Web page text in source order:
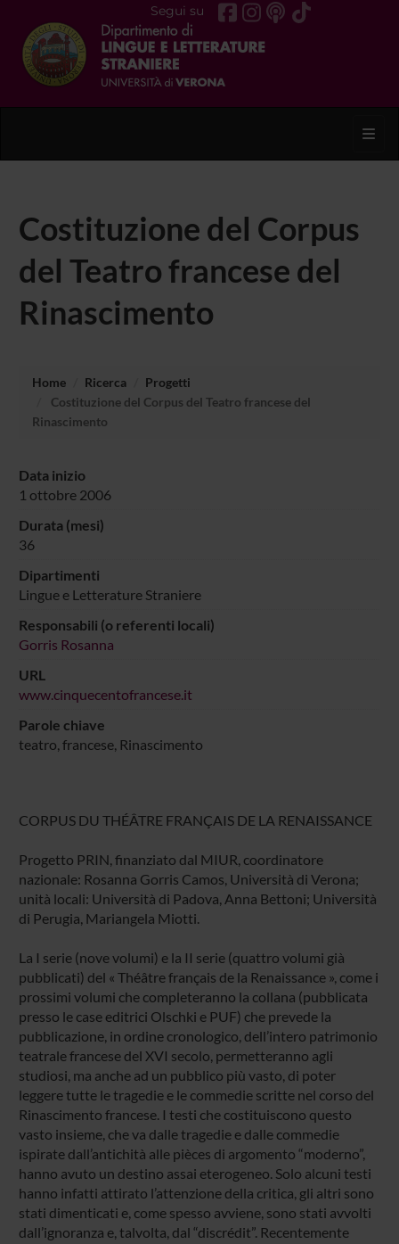
Segui su
Costituzione del Corpus
del Teatro francese del
Rinascimento
Home Ricerca
Progetti
Costituzione del Corpus del Teatro francese del
Rinascimento
Data inizio
1 ottobre 2006
Durata (mesi)
36
Dipartimenti
Lingue e Letterature Straniere
Responsabili (o referenti locali)
Gorris Rosanna
URL
www.cinquecentofrancese.it
Parole chiave
teatro, francese, Rinascimento
CORPUS DU THÉÂTRE FRANÇAIS DE LA RENAISSANCE
Progetto PRIN, finanziato dal MIUR, coordinatore
nazionale: Rosanna Gorris Camos, Università di Verona;
unità locali: Università di Padova, Anna Bettoni; Università
di Perugia, Mariangela Miotti.
La I serie (nove volumi) e la II serie (quattro volumi già
pubblicati) del « Théâtre français de la Renaissance », come i
prossimi volumi che completeranno la collana (pubblicata
presso le case editrici Olschki e PUF) che prevede la
pubblicazione, in ordine cronologico, dell’intero patrimonio
teatrale francese del XVI secolo, permetteranno agli
studiosi, ma anche ad un pubblico più vasto, di poter
leggere tutte le tragedie e le commedie scritte nel corso del
Rinascimento francese. I testi che costituiscono questo
vasto insieme, che va dalle tragedie e dalle commedie
ispirate dall’antichità alle pièces di argomento “moderno”,
hanno avuto un destino assai eterogeneo. Solo alcuni testi
hanno infatti attirato l’attenzione della critica, gli altri sono
stati dimenticati e, come spesso avviene, sono stati avvolti
dall’ignoranza e, talvolta, dal “discrédit”. Recentemente